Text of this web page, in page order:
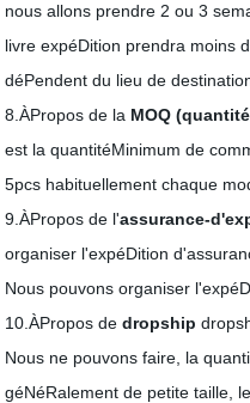
nous allons prendre 2 ou 3
livre expéDition prendra moins
déPendent du lieu de
8.ÀPropos de la MOQ
est la quantitéMinimum de
5pcs habituellement chaque
9.ÀPropos de l'assurance-
organiser l'expéDition
Nous pouvons organiser
10.ÀPropos de dropship
Nous ne pouvons faire, la
géNéRalement de petite taille,